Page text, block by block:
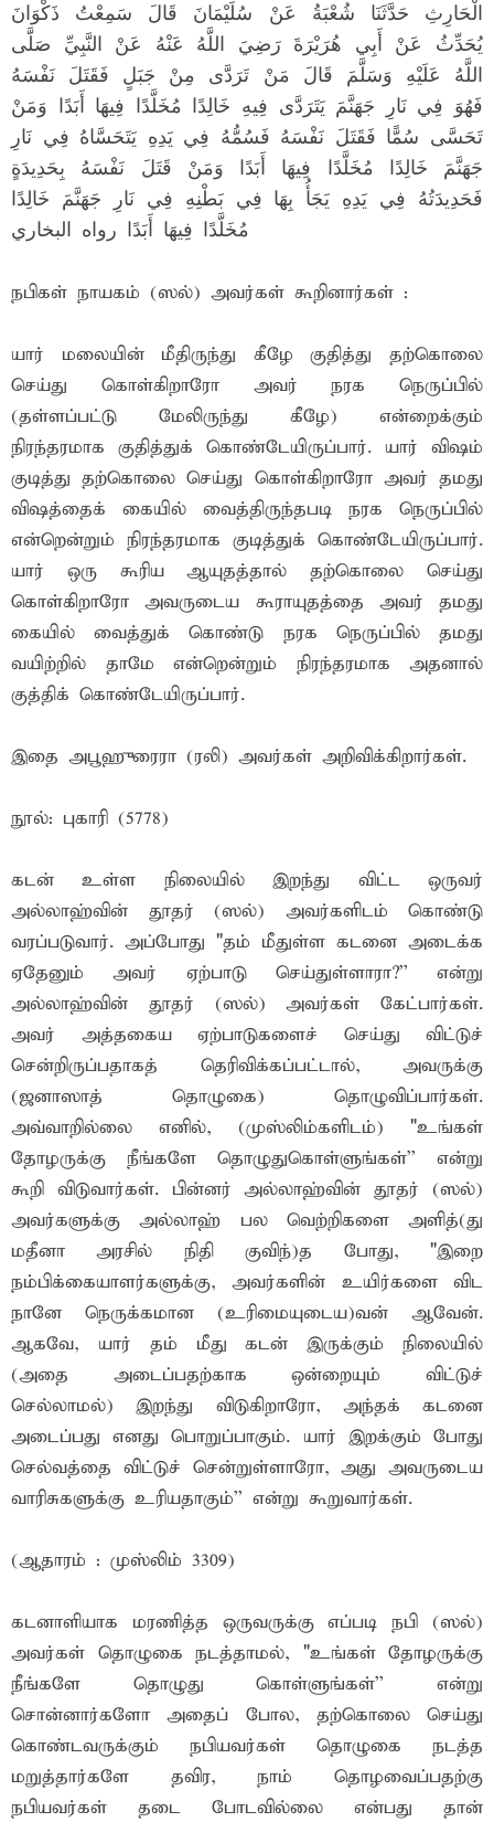
الْحَارِثِ حَدَّثَنَا شُعْبَةُ عَنْ سُلَيْمَانَ قَالَ سَمِعْتُ ذَكْوَانَ
يُحَدِّثُ عَنْ أَبِي هُرَيْرَةَ رَضِيَ اللَّهُ عَنْهُ عَنْ النَّبِيِّ صَلَّى
اللَّهُ عَلَيْهِ وَسَلَّمَ قَالَ مَنْ تَرَدَّى مِنْ جَبَلٍ فَقَتَلَ نَفْسَهُ
فَهُوَ فِي نَارِ جَهَنَّمَ يَتَرَدَّى فِيهِ خَالِدًا مُخَلَّدًا فِيهَا أَبَدًا وَمَنْ
تَحَسَّى سُمًّا فَقَتَلَ نَفْسَهُ فَسُمُّهُ فِي يَدِهِ يَتَحَسَّاهُ فِي نَارِ
جَهَنَّمَ خَالِدًا مُخَلَّدًا فِيهَا أَبَدًا وَمَنْ قَتَلَ نَفْسَهُ بِحَدِيدَةٍ
فَحَدِيدَتُهُ فِي يَدِهِ يَجَأُ بِهَا فِي بَطْنِهِ فِي نَارِ جَهَنَّمَ خَالِدًا
مُخَلَّدًا فِيهَا أَبَدًا رواه البخاري
நபிகள் நாயகம் (ஸல்) அவர்கள் கூறினார்கள் :
யார் மலையின் மீதிருந்து கீழே குதித்து தற்கொலை
செய்து கொள்கிறாரோ அவர் நரக நெருப்பில்
(தள்ளப்பட்டு மேலிருந்து கீழே) என்றைக்கும்
நிரந்தரமாக குதித்துக் கொண்டேயிருப்பார். யார் விஷம்
குடித்து தற்கொலை செய்து கொள்கிறாரோ அவர் தமது
விஷத்தைக் கையில் வைத்திருந்தபடி நரக நெருப்பில்
என்றென்றும் நிரந்தரமாக குடித்துக் கொண்டேயிருப்பார்.
யார் ஒரு கூரிய ஆயுதத்தால் தற்கொலை செய்து
கொள்கிறாரோ அவருடைய கூராயுதத்தை அவர் தமது
கையில் வைத்துக் கொண்டு நரக நெருப்பில் தமது
வயிற்றில் தாமே என்றென்றும் நிரந்தரமாக அதனால்
குத்திக் கொண்டேயிருப்பார்.
இதை அபூஹுரைரா (ரலி) அவர்கள் அறிவிக்கிறார்கள்.
நூல்: புகாரி (5778)
கடன் உள்ள நிலையில் இறந்து விட்ட ஒருவர்
அல்லாஹ்வின் தூதர் (ஸல்) அவர்களிடம் கொண்டு
வரப்படுவார். அப்போது "தம் மீதுள்ள கடனை அடைக்க
ஏதேனும் அவர் ஏற்பாடு செய்துள்ளாரா?'' என்று
அல்லாஹ்வின் தூதர் (ஸல்) அவர்கள் கேட்பார்கள்.
அவர் அத்தகைய ஏற்பாடுகளைச் செய்து விட்டுச்
சென்றிருப்பதாகத் தெரிவிக்கப்பட்டால், அவருக்கு
(ஜனாஸாத் தொழுகை) தொழுவிப்பார்கள்.
அவ்வாறில்லை எனில், (முஸ்லிம்களிடம்) "உங்கள்
தோழருக்கு நீங்களே தொழுதுகொள்ளுங்கள்'' என்று
கூறி விடுவார்கள். பின்னர் அல்லாஹ்வின் தூதர் (ஸல்)
அவர்களுக்கு அல்லாஹ் பல வெற்றிகளை அளித்(து
மதீனா அரசில் நிதி குவிந்)த போது, "இறை
நம்பிக்கையாளர்களுக்கு, அவர்களின் உயிர்களை விட
நானே நெருக்கமான (உரிமையுடைய)வன் ஆவேன்.
ஆகவே, யார் தம் மீது கடன் இருக்கும் நிலையில்
(அதை அடைப்பதற்காக ஒன்றையும் விட்டுச்
செல்லாமல்) இறந்து விடுகிறாரோ, அந்தக் கடனை
அடைப்பது எனது பொறுப்பாகும். யார் இறக்கும் போது
செல்வத்தை விட்டுச் சென்றுள்ளாரோ, அது அவருடைய
வாரிசுகளுக்கு உரியதாகும்'' என்று கூறுவார்கள்.
(ஆதாரம் : முஸ்லிம் 3309)
கடனாளியாக மரணித்த ஒருவருக்கு எப்படி நபி (ஸல்)
அவர்கள் தொழுகை நடத்தாமல், "உங்கள் தோழருக்கு
நீங்களே தொழுது கொள்ளுங்கள்'' என்று
சொன்னார்களோ அதைப் போல, தற்கொலை செய்து
கொண்டவருக்கும் நபியவர்கள் தொழுகை நடத்த
மறுத்தார்களே தவிர, நாம் தொழவைப்பதற்கு
நபியவர்கள் தடை போடவில்லை என்பது தான்